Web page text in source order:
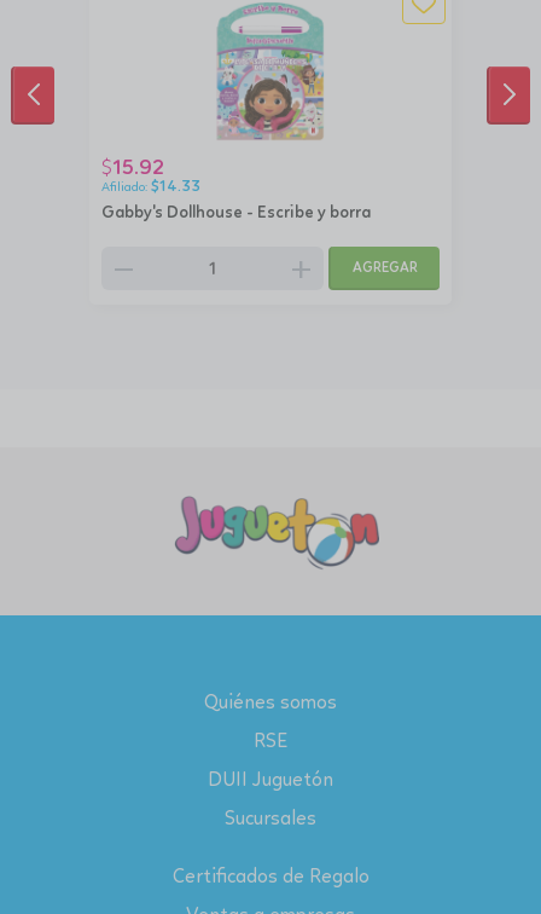
Gabby's Dollhouse - Escribe y borra
$15.92
$14.33
remove add AGREGAR
ANTERIOR
Quiénes somos
RSE
DUII Juguetón
Sucursales
Certificados de Regalo